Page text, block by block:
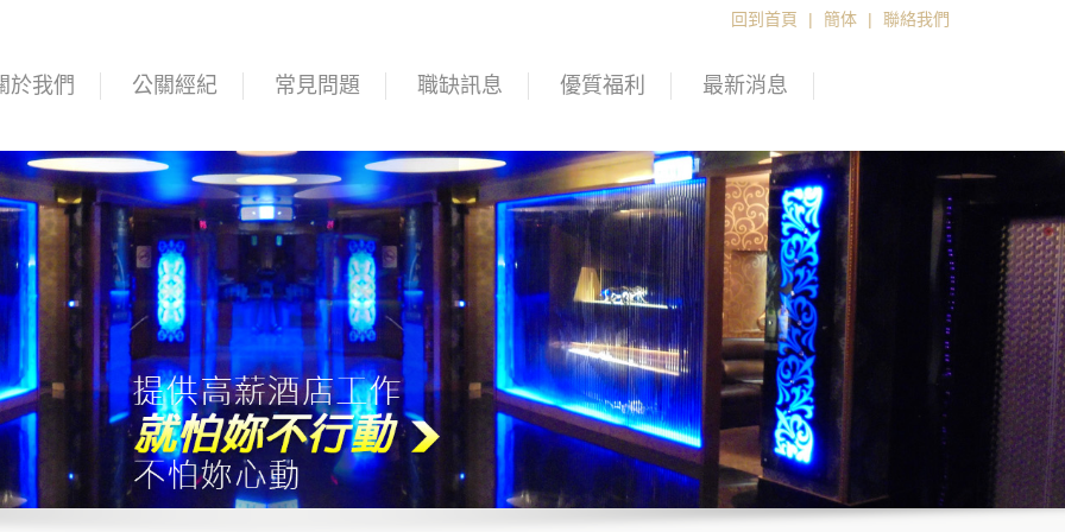
回到首頁 | 簡体 | 聯絡我們
於我們 公關經紀 常見問題 職缺訊息 優質福利 最新消息